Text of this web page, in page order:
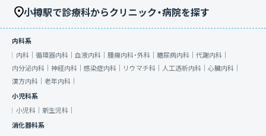
小樽駅で診療科からクリニック・病院を探す
内科系
内科｜ 循環器内科｜ 血液内科｜ 腫瘍内科・外科｜ 糖尿病内科｜ 代謝内科｜
内分泌内科｜ 神経内科｜ 感染症内科｜ リウマチ科｜ 人工透析内科｜ 心臓内科｜
漢方内科｜ 老年内科｜
小児科系
小児科｜ 新生児科｜
消化器科系